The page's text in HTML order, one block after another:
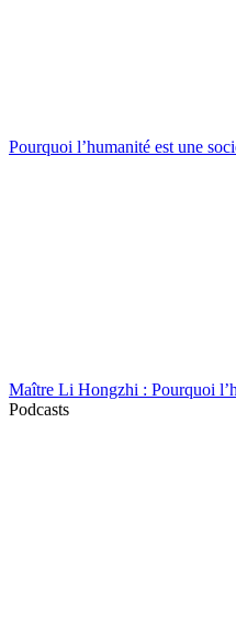
Pourquoi l’humanité est une
Maître Li Hongzhi : Pourquoi
Podcasts